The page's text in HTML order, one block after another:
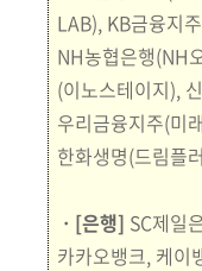
LAB), KB금융지
NH농협은행(NH
(이노스테이지),
우리금융지주(미래
한화생명(드림플
ㆍ[은행] SC제일
카카오뱅크, 케이